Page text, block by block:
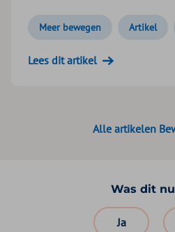
Meer bewegen Artikel
Lees dit artikel
Alle artikelen
Was dit
Ja